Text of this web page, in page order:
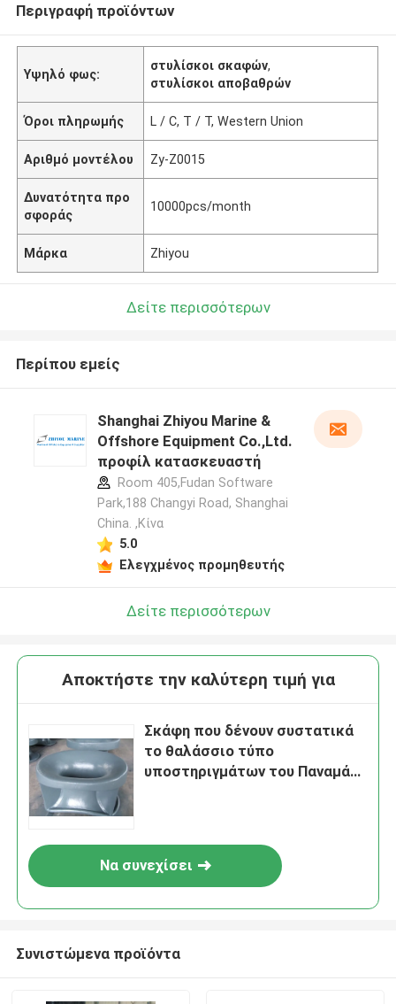
Περιγραφή προϊόντων
Υψηλό φως:
στυλίσκοι σκαφών,
στυλίσκοι αποβαθρών
Όροι πληρωμής L / C, T / T, Western Union
Αριθμό μοντέλου Zy-Z0015
Δυνατότητα προ
σφοράς
10000pcs/month
Μάρκα Zhiyou
Δείτε περισσότερων
Περίπου εμείς
Shanghai Zhiyou Marine &
Offshore Equipment Co.,Ltd.
προφίλ κατασκευαστή
Room 405,Fudan Software
Park,188 Changyi Road, Shanghai
China. ,Κίνα
5.0
Ελεγχμένος προμηθευτής
Δείτε περισσότερων
Αποκτήστε την καλύτερη τιμή για
Σκάφη που δένουν συστατικά
το θαλάσσιο τύπο
υποστηριγμάτων του Παναμά
Να συνεχίσει
Συνιστώμενα προϊόντα